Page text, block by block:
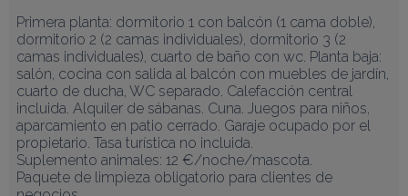
Primera planta: dormitorio 1 con balcón (1 cama doble),
dormitorio 2 (2 camas individuales), dormitorio 3 (2
camas individuales), cuarto de baño con wc. Planta baja:
salón, cocina con salida al balcón con muebles de jardín,
cuarto de ducha, WC separado. Calefacción central
incluida. Alquiler de sábanas. Cuna. Juegos para niños,
aparcamiento en patio cerrado. Garaje ocupado por el
propietario. Tasa turística no incluida.
Suplemento animales: 12 €/noche/mascota.
Paquete de limpieza obligatorio para clientes de